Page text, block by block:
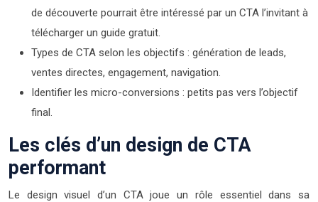
de découverte pourrait être intéressé par un CTA l’invitant à
télécharger un guide gratuit.
Types de CTA selon les objectifs : génération de leads,
ventes directes, engagement, navigation.
Identifier les micro-conversions : petits pas vers l’objectif
final.
Les clés d’un design de CTA
performant
Le design visuel d’un CTA joue un rôle essentiel dans sa